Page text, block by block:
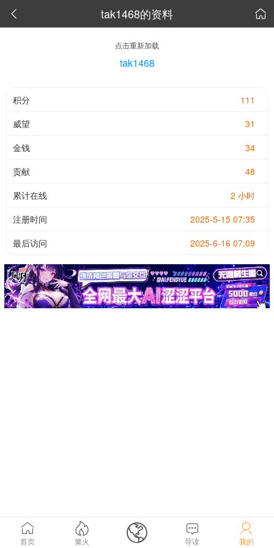
 tak1468的资料 
点击重新加载
tak1468
111
积分
31
威望
34
金钱
48
贡献
2 小时
累计在线
2025-5-15 07:35
注册时间
2025-6-16 07:09
最后访问

首页

篝火  
导读

我的